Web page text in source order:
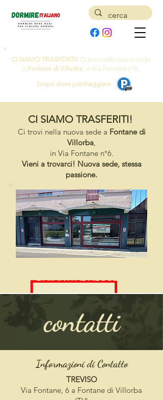
CI SIAMO TRASFERITI! Ci trovi nella nuova sede
a Fontane di Villorba, in Via Fontane n°6.
Scopri dove parcheggiare
CI SIAMO TRASFERITI!
Ci trovi nella nuova sede a Fontane di
Villorba,
in Via Fontane n°6.
Vieni a trovarci! Nuova sede, stessa
passione.
DAVANTI AL NEGOZIO
contatti
Informazioni di Contatto
TREVISO
Via Fontane, 6 a Fontane di Villorba